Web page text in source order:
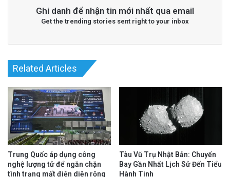
Ghi danh để nhận tin mới nhất qua email
Get the trending stories sent right to your inbox
Related Articles
Trung Quốc áp dụng công
nghệ lượng tử để ngăn chặn
tình trạng mất điện diện rộng
Tàu Vũ Trụ Nhật Bản: Chuyến
Bay Gần Nhất Lịch Sử Đến Tiểu
Hành Tinh